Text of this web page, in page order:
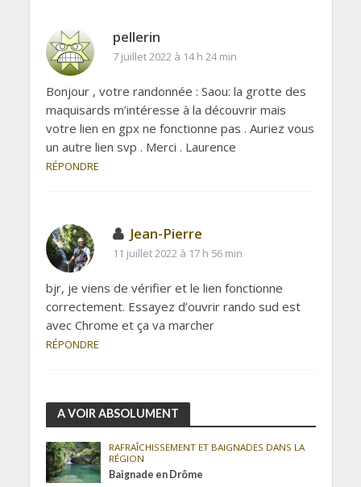
pellerin
7 juillet 2022 à 14 h 24 min
Bonjour , votre randonnée : Saou: la grotte des
maquisards m’intéresse à la découvrir mais
votre lien en gpx ne fonctionne pas . Auriez vous
un autre lien svp . Merci . Laurence
RÉPONDRE
Jean-Pierre
11 juillet 2022 à 17 h 56 min
bjr, je viens de vérifier et le lien fonctionne
correctement. Essayez d’ouvrir rando sud est
avec Chrome et ça va marcher
RÉPONDRE
A VOIR ABSOLUMENT
RAFRAÎCHISSEMENT ET BAIGNADES DANS LA
RÉGION
Baignade en Drôme